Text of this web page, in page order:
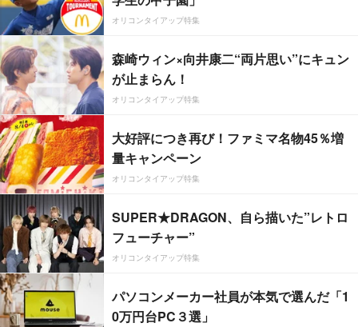
オリコンタイアップ特集
森崎ウィン×向井康二“両片思い”にキュン
が止まらん！
オリコンタイアップ特集
大好評につき再び！ファミマ名物45％増
量キャンペーン
オリコンタイアップ特集
SUPER★DRAGON、自ら描いた”レトロ
フューチャー”
オリコンタイアップ特集
パソコンメーカー社員が本気で選んだ「1
0万円台PC３選」